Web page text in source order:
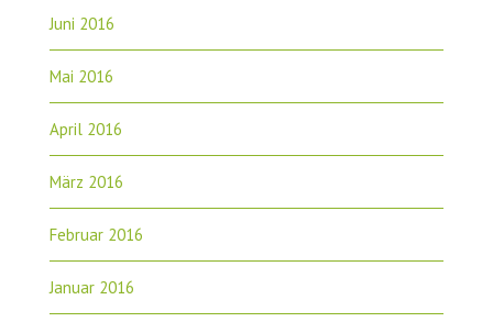
Juni 2016
Mai 2016
April 2016
März 2016
Februar 2016
Januar 2016